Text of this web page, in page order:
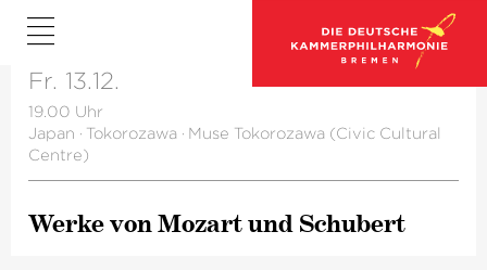
Fr. 13.12.
19.00 Uhr
Japan · Tokorozawa · Muse Tokorozawa (Civic Cultural
Centre)
Werke von Mozart und Schubert